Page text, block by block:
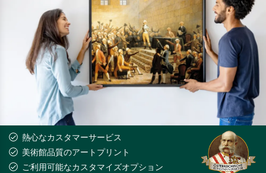
– 例：モネ、星月夜、印象派、北
斎の波、ヌード。
緑の草原、赤の多い抽象画、暗い
油絵、木のそばの立ち姿のヌー
ド。
熱心なカスタマーサービス
美術館品質のアートプリント
ご利用可能なカスタマイズオプション